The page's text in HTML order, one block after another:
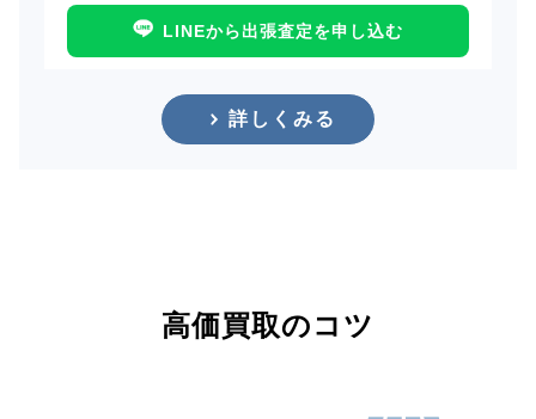
LINEから出張査定を申し込む
詳しくみる
高価買取のコツ